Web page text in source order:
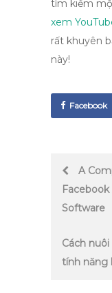
tìm kiếm
xem
rất khuyên
này!
Facebook
Post
A
Software
Cách
tính năng